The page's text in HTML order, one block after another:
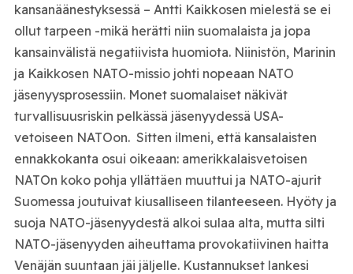
kansanäänestyksessä – Antti Kaikkosen mielestä se ei
ollut tarpeen -mikä herätti niin suomalaista ja jopa
kansainvälistä negatiivista huomiota. Niinistön, Marinin
ja Kaikkosen NATO-missio johti nopeaan NATO
jäsenyysprosessiin. Monet suomalaiset näkivät
turvallisuusriskin pelkässä jäsenyydessä USA-
vetoiseen NATOon. Sitten ilmeni, että kansalaisten
ennakkokanta osui oikeaan: amerikkalaisvetoisen
NATOn koko pohja yllättäen muuttui ja NATO-ajurit
Suomessa joutuivat kiusalliseen tilanteeseen. Hyöty ja
suoja NATO-jäsenyydestä alkoi sulaa alta, mutta silti
NATO-jäsenyyden aiheuttama provokatiivinen haitta
Venäjän suuntaan jäi jäljelle. Kustannukset lankesi